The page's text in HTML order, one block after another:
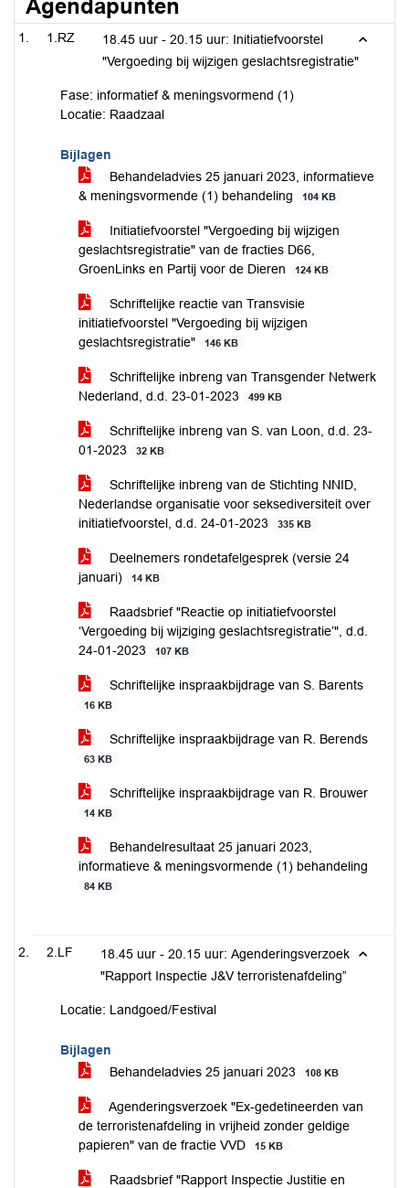
Agendapunten
1.RZ
18.45 uur - 20.15 uur: Initiatiefvoorstel
"Vergoeding bij wijzigen geslachtsregistratie"
Fase: informatief & meningsvormend (1)
Locatie: Raadzaal
Bijlagen
Behandeladvies 25 januari 2023, informatieve
& meningsvormende (1) behandeling
104 KB
Initiatiefvoorstel "Vergoeding bij wijzigen
geslachtsregistratie" van de fracties D66,
GroenLinks en Partij voor de Dieren
124 KB
Schriftelijke reactie van Transvisie
initiatiefvoorstel "Vergoeding bij wijzigen
geslachtsregistratie"
146 KB
Schriftelijke inbreng van Transgender Netwerk
Nederland, d.d. 23-01-2023
499 KB
Schriftelijke inbreng van S. van Loon, d.d. 23-
01-2023
32 KB
Schriftelijke inbreng van de Stichting NNID,
Nederlandse organisatie voor seksediversiteit over
initiatiefvoorstel, d.d. 24-01-2023
335 KB
Deelnemers rondetafelgesprek (versie 24
januari)
14 KB
Raadsbrief "Reactie op initiatiefvoorstel
‘Vergoeding bij wijziging geslachtsregistratie’", d.d.
24-01-2023
107 KB
Schriftelijke inspraakbijdrage van S. Barents
16 KB
Schriftelijke inspraakbijdrage van R. Berends
63 KB
Schriftelijke inspraakbijdrage van R. Brouwer
14 KB
Behandelresultaat 25 januari 2023,
informatieve & meningsvormende (1) behandeling
84 KB
2.LF
18.45 uur - 20.15 uur: Agenderingsverzoek
"Rapport Inspectie J&V terroristenafdeling”
Locatie: Landgoed/Festival
Bijlagen
Behandeladvies 25 januari 2023
108 KB
Agenderingsverzoek "Ex-gedetineerden van
de terroristenafdeling in vrijheid zonder geldige
papieren" van de fractie VVD
15 KB
Raadsbrief "Rapport Inspectie Justitie en